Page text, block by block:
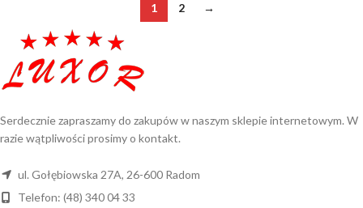
1 2 →
Serdecznie zapraszamy do zakupów w naszym sklepie internetowym. W
razie wątpliwości prosimy o kontakt.
ul. Gołębiowska 27A, 26-600 Radom
Telefon: (48) 340 04 33